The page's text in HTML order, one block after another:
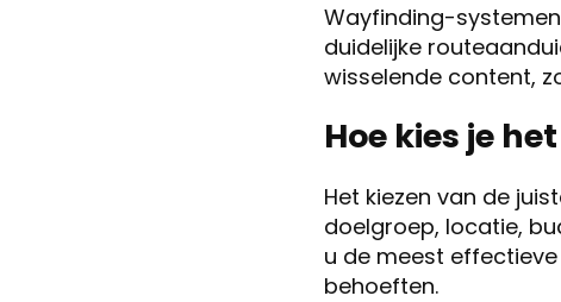
Wayfinding-
duidelijke
wisselende content,
Hoe kies je
Het kiezen van de
doelgroep, locatie,
u de meest
behoeften.